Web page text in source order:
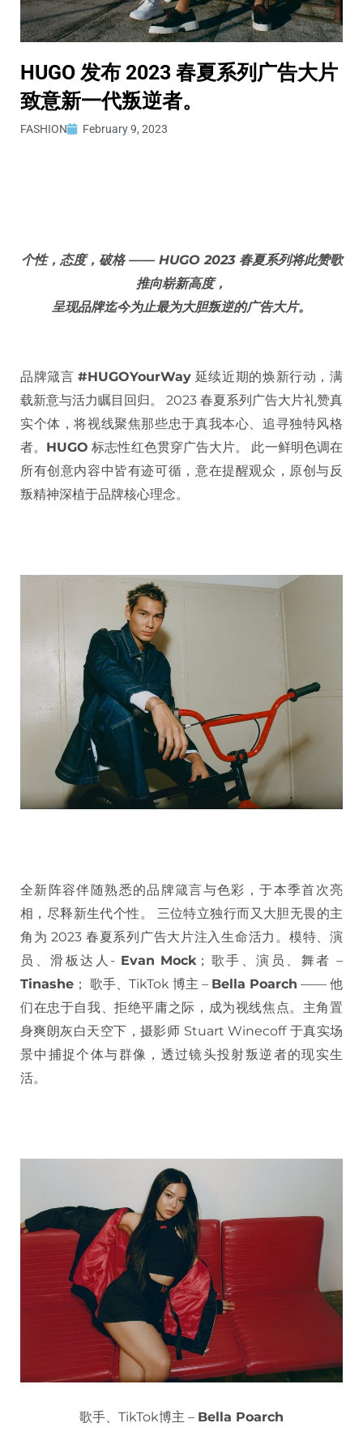
HUGO 发布 2023 春夏系列广告大片
致意新一代叛逆者。
FASHION February 9, 2023
个性，态度，破格 —— HUGO 2023 春夏系列将此赞歌
推向崭新高度，
呈现品牌迄今为止最为大胆叛逆的广告大片。
品牌箴言#HUGOYourWay 延续近期的焕新行动，满
载新意与活力瞩目回归。 2023 春夏系列广告大片礼赞真
实个体，将视线聚焦那些忠于真我本心、追寻独特风格
者。 HUGO 标志性红色贯穿广告大片。 此一鲜明色调在
所有创意内容中皆有迹可循，意在提醒观众，原创与反
叛精神深植于品牌核心理念。
全新阵容伴随熟悉的品牌箴言与色彩，于本季首次亮
相，尽释新生代个性。 三位特立独行而又大胆无畏的主
角为 2023 春夏系列广告大片注入生命活力。模特、演
员、滑板达人- Evan Mock；歌手、演员、舞者 –
Tinashe ； 歌手、TikTok 博主 – Bella Poarch —— 他
们在忠于自我、拒绝平庸之际，成为视线焦点。主角置
身爽朗灰白天空下，摄影师 Stuart Winecoff 于真实场
景中捕捉个体与群像，透过镜头投射叛逆者的现实生
活。
歌手、TikTok博主 – Bella Poarch